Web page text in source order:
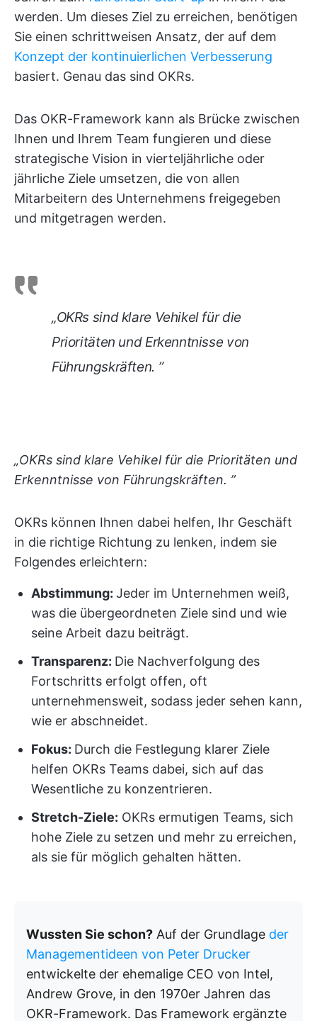
werden. Um dieses Ziel zu erreichen, benötigen
Sie einen schrittweisen Ansatz, der auf dem
Konzept der kontinuierlichen Verbesserung
basiert. Genau das sind OKRs.
Das OKR-Framework kann als Brücke zwischen
Ihnen und Ihrem Team fungieren und diese
strategische Vision in vierteljährliche oder
jährliche Ziele umsetzen, die von allen
Mitarbeitern des Unternehmens freigegeben
und mitgetragen werden.
„OKRs sind klare Vehikel für die
Prioritäten und Erkenntnisse von
Führungskräften. ”
„OKRs sind klare Vehikel für die Prioritäten und
Erkenntnisse von Führungskräften. ”
OKRs können Ihnen dabei helfen, Ihr Geschäft
in die richtige Richtung zu lenken, indem sie
Folgendes erleichtern:
Abstimmung: Jeder im Unternehmen weiß,
was die übergeordneten Ziele sind und wie
seine Arbeit dazu beiträgt.
Transparenz: Die Nachverfolgung des
Fortschritts erfolgt offen, oft
unternehmensweit, sodass jeder sehen kann,
wie er abschneidet.
Fokus: Durch die Festlegung klarer Ziele
helfen OKRs Teams dabei, sich auf das
Wesentliche zu konzentrieren.
Stretch-Ziele: OKRs ermutigen Teams, sich
hohe Ziele zu setzen und mehr zu erreichen,
als sie für möglich gehalten hätten.
Wussten Sie schon? Auf der Grundlage der
Managementideen von Peter Drucker
entwickelte der ehemalige CEO von Intel,
Andrew Grove, in den 1970er Jahren das
OKR-Framework. Das Framework ergänzte